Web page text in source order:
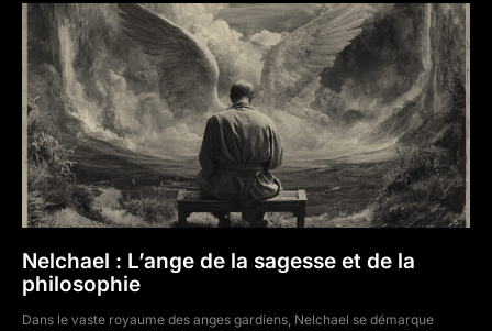
Nelchael : L’ange de la sagesse et de la
philosophie
Dans le vaste royaume des anges gardiens, Nelchael se démarque